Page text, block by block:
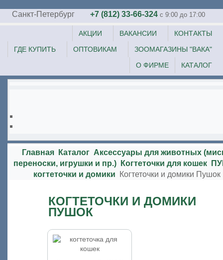
Санкт-Петербург +7 (812) 33-66-324 c 9:00 до 17:00
КОНТАКТЫ
ВАКАНСИИ
АКЦИИ
ЗООМАГАЗИНЫ "ВАКА"
ОПТОВИКАМ
ГДЕ КУПИТЬ
КАТАЛОГ
О ФИРМЕ
Главная Каталог Аксессуары для животных
переноски, игрушки и пр.)
Когтеточки для кошек
когтеточки и домики
Когтеточки и домики Пушок
КОГТЕТОЧКИ И ДОМИКИ
ПУШОК